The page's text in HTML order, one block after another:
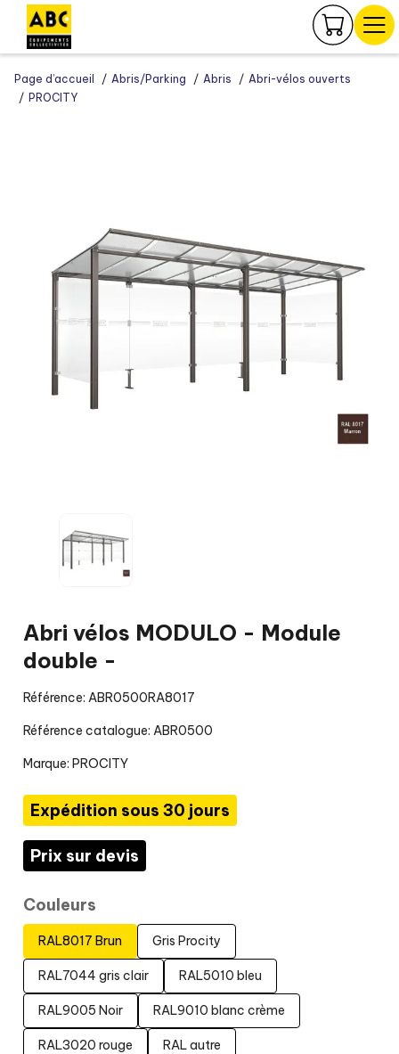
Page d’accueil Abris/Parking Abris
Abri-vélos ouverts
PROCITY
Abri vélos MODULO - Module
double -
Référence: ABR0500RA8017
Référence catalogue: ABR0500
Marque: PROCITY
Expédition sous 30 jours
Prix sur devis
Couleurs
RAL8017 Brun Gris Procity
RAL7044 gris clair RAL5010 bleu
RAL9005 Noir RAL9010 blanc crème
RAL3020 rouge RAL autre
Panneau de gestion des cookies